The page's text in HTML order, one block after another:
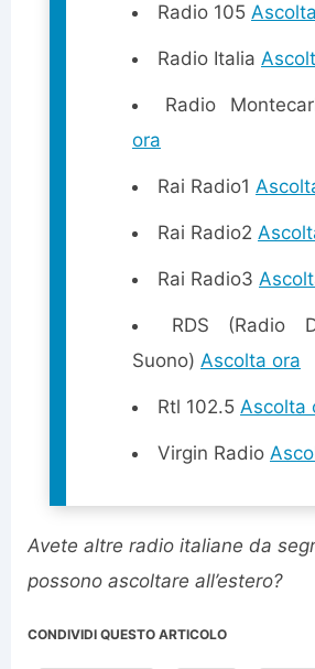
Radio 105
Radio Italia
Radio
ora
Rai Radio1
Rai Radio2
Rai Radio3
RDS (Radio
Suono) Ascolta ora
Rtl 102.5 Ascolta
Virgin Radio
Avete altre radio italiane da
possono ascoltare all’estero?
CONDIVIDI QUESTO ARTICOLO